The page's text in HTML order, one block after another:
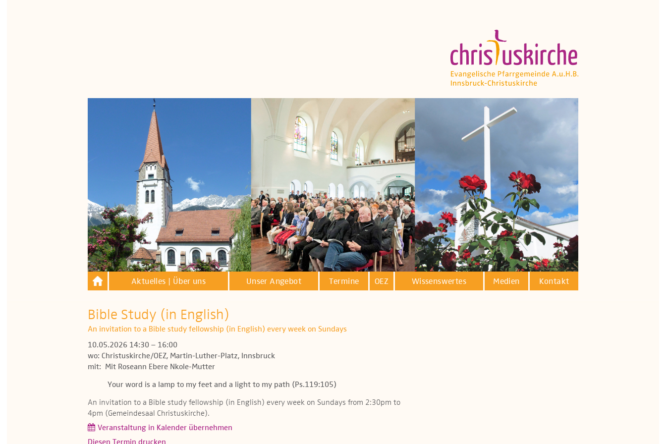
Aktuelles | Über uns Unser Angebot Termine OEZ Wissenswertes Medien Kontakt
Bible Study (in English)
An invitation to a Bible study fellowship (in English) every week on Sundays
10.05.2026 14:30 – 16:00
wo: Christuskirche/OEZ, Martin-Luther-Platz, Innsbruck
mit: Mit Roseann Ebere Nkole-Mutter
Your word is a lamp to my feet and a light to my path (Ps.119:105)
An invitation to a Bible study fellowship (in English) every week on Sundays from 2:30pm to
4pm (Gemeindesaal Christuskirche).
Veranstaltung in Kalender übernehmen